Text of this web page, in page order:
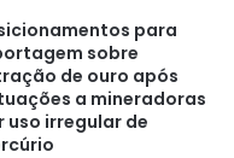
para
sobre
de ouro após
a mineradoras
uso irregular de